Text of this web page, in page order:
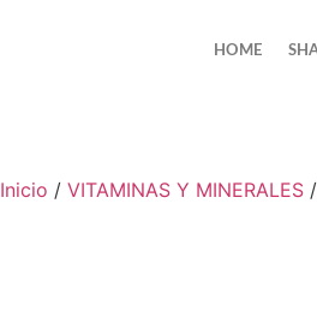
HOME
Inicio / VITAMINAS Y MINERALES /